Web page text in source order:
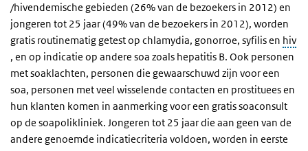
/hivendemische gebieden (26% van de bezoekers in 2012) en
jongeren tot 25 jaar (49% van de bezoekers in 2012), worden
gratis routinematig getest op chlamydia, gonorroe, syfilis en hiv
, en op indicatie op andere soa zoals hepatitis B. Ook personen
met soaklachten, personen die gewaarschuwd zijn voor een
soa, personen met veel wisselende contacten en prostituees en
hun klanten komen in aanmerking voor een gratis soaconsult
op de soapolikliniek. Jongeren tot 25 jaar die aan geen van de
andere genoemde indicatiecriteria voldoen, worden in eerste